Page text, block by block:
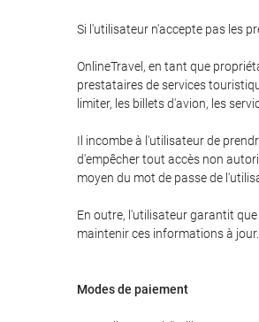
Si l'utilisateur n'accepte pas les
OnlineTravel, en tant que
prestataires de services
limiter, les billets d'avion, les
Il incombe à l'utilisateur de
d'empêcher tout accès non
moyen du mot de passe de
En outre, l'utilisateur garantit
maintenir ces informations à jour.
Modes de paiement